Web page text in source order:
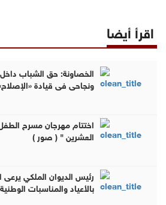
اقرأ أيضا
الخصاونة: حق الشباب داخل
ونجاحي في قيادة
اختتام مهرجان مسرح
العشرين " ( صور )
رئيس الديوان الملكي يرعى
بالأعياد والمناسبات الوطنية